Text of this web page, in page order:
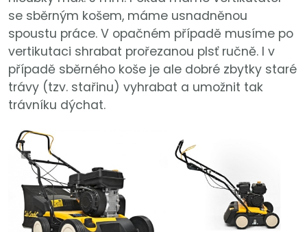
se sběrným košem, máme usnadněnou
spoustu práce. V opačném případě musíme po
vertikutaci shrabat prořezanou plsť ručně. I v
případě sběrného koše je ale dobré zbytky staré
trávy (tzv. stařinu) vyhrabat a umožnit tak
trávníku dýchat.